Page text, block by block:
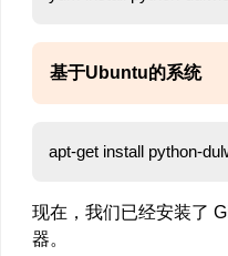
基于Ubuntu的系统
现在，我们已经安装了
器。